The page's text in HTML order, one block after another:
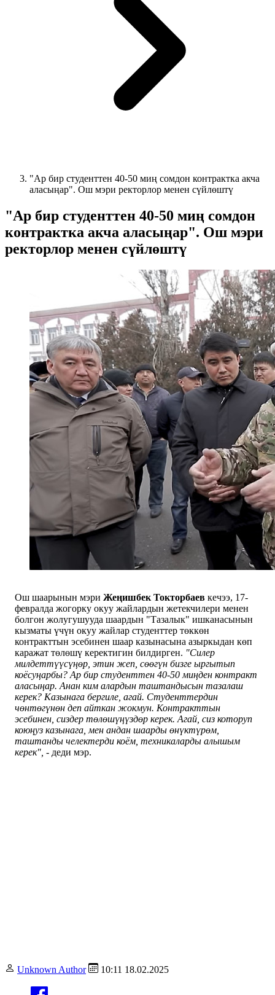
"Ар бир студенттен 40-50 миң сомдон контрактка акча
аласыңар". Ош мэри ректорлор менен сүйлөштү
"Ар бир студенттен 40-50 миң сомдон
контрактка акча аласыңар". Ош мэри
ректорлор менен сүйлөштү
Ош шаарынын мэри Жеңишбек Токторбаев кечээ, 17-
февралда жогорку окуу жайлардын жетекчилери менен
болгон жолугушууда шаардын "Тазалык" ишканасынын
кызматы үчүн окуу жайлар студенттер төккөн
контракттын эсебинен шаар казынасына азыркыдан көп
каражат төлөшү керектигин билдирген. "Силер
милдеттүүсүңөр, этин жеп, сөөгүн бизге ыргытып
коёсуңарбы? Ар бир студенттен 40-50 миңден контракт
аласыңар. Анан ким алардын таштандысын тазалаш
керек? Казынага бергиле, агай. Студенттердин
чөнтөгүнөн деп айткан жокмун. Контракттын
эсебинен, сиздер төлөшүңүздөр керек. Агай, сиз которуп
коюңуз казынага, мен андан шаарды өнүктүрөм,
таштанды челектерди коём, техникаларды алышым
керек", - деди мэр.
Unknown Author 10:11 18.02.2025